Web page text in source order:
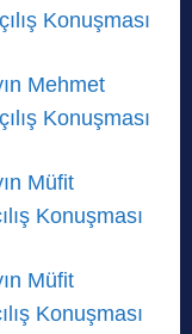
Konuşması
Mehmet
Konuşması
Müfit
Konuşması
Müfit
Konuşması